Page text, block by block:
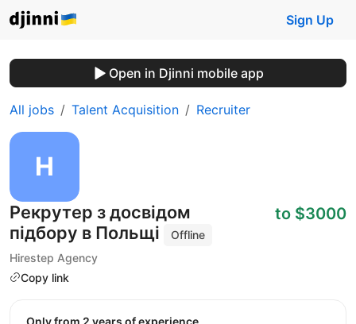
Sign Up
Open in Djinni mobile app
All jobs Talent Acquisition Recruiter
Рекрутер з досвідом
підбору в Польщі
Offline
Hirestep Agency
Copy link
to $3000